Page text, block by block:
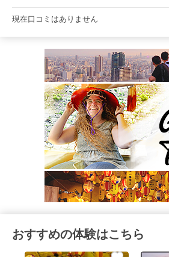
現在口コミはありません
おすすめの体験はこちら